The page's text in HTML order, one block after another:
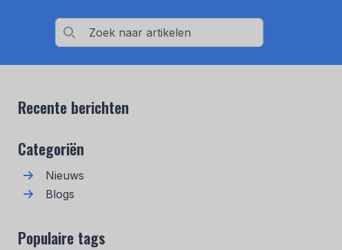
Recente berichten
Categoriën
Nieuws
Blogs
Populaire tags